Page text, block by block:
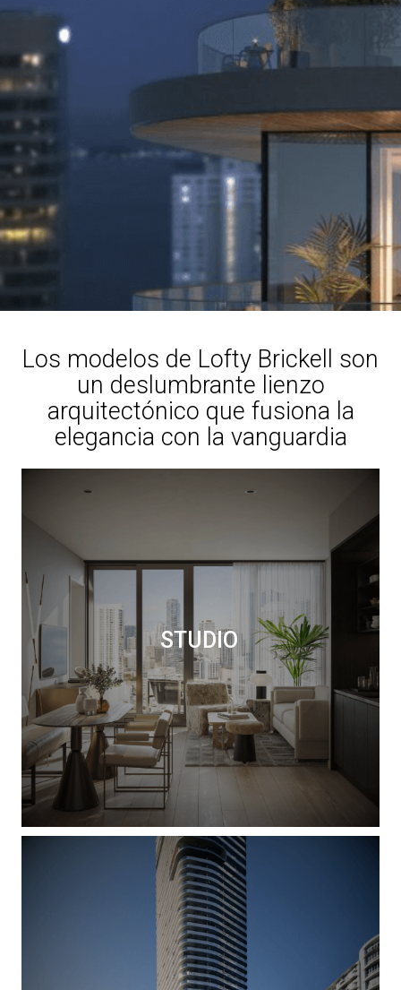
Los modelos de Lofty Brickell son
un deslumbrante lienzo
arquitectónico que fusiona la
elegancia con la vanguardia
STUDIO